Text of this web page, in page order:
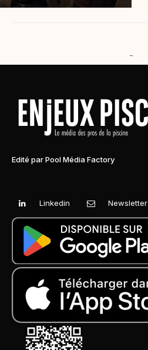
-
Edité par Pool Média Factory
Linkedin Newsletter